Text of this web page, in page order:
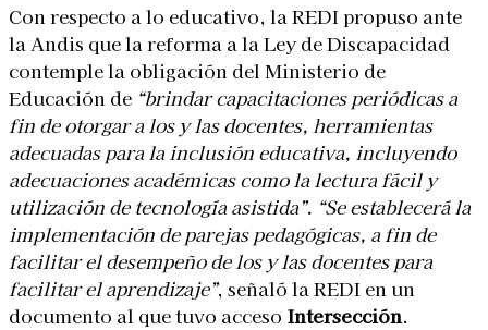
Con respecto a lo educativo, la REDI propuso ante
la Andis que la reforma a la Ley de Discapacidad
contemple la obligación del Ministerio de
Educación de “brindar capacitaciones periódicas a
fin de otorgar a los y las docentes, herramientas
adecuadas para la inclusión educativa, incluyendo
adecuaciones académicas como la lectura fácil y
utilización de tecnología asistida”. “Se establecerá la
implementación de parejas pedagógicas, a fin de
facilitar el desempeño de los y las docentes para
facilitar el aprendizaje”, señaló la REDI en un
documento al que tuvo acceso Intersección.